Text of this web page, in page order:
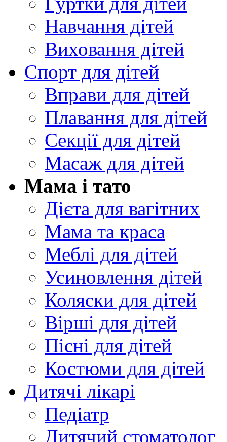
Навчання дітей
Виховання дітей
Спорт для дітей
Вправи для дітей
Плавання для дітей
Секції для дітей
Масаж для дітей
Мама і тато
Дієта для вагітних
Мама та краса
Меблі для дітей
Усиновлення дітей
Коляски для дітей
Вірші для дітей
Пісні для дітей
Костюми для дітей
Дитячі лікарі
Педіатр
Дитячий стоматолог